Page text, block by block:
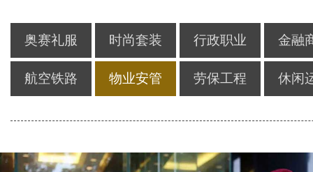
奥赛礼服 时尚套装 行政职业 金融
航空铁路 物业安管 劳保工程 休闲